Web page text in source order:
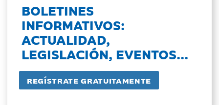
BOLETINES
INFORMATIVOS:
ACTUALIDAD,
LEGISLACIÓN, EVENTOS...